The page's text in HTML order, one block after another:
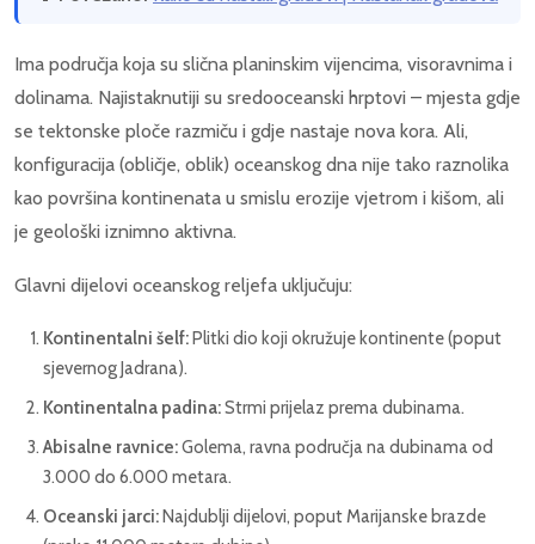
Ima područja koja su slična planinskim vijencima, visoravnima i
dolinama. Najistaknutiji su sredooceanski hrptovi – mjesta gdje
se tektonske ploče razmiču i gdje nastaje nova kora. Ali,
konfiguracija (obličje, oblik) oceanskog dna nije tako raznolika
kao površina kontinenata u smislu erozije vjetrom i kišom, ali
je geološki iznimno aktivna.
Glavni dijelovi oceanskog reljefa uključuju:
Kontinentalni šelf:Plitki dio koji okružuje kontinente (poput
sjevernog Jadrana).
Kontinentalna padina:Strmi prijelaz prema dubinama.
Abisalne ravnice:Golema, ravna područja na dubinama od
3.000 do 6.000 metara.
Oceanski jarci:Najdublji dijelovi, poput Marijanske brazde